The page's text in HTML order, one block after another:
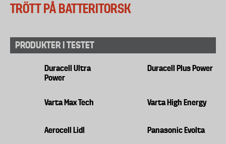
TRÖTT PÅ BATTERITORSK
PRODUKTER I TESTET
Duracell Ultra
Power
Duracell Plus Power
Varta Max Tech Varta High Energy
Aerocell Lidl Panasonic Evolta